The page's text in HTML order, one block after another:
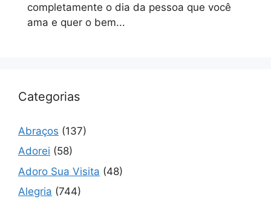
completamente o dia da pessoa que você
ama e quer o bem...
Categorias
Abraços (137)
Adorei (58)
Adoro Sua Visita (48)
Alegria (744)